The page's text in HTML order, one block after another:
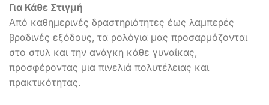
Για Κάθε Στιγμή
Από καθημερινές δραστηριότητες έως λαμπερές
βραδινές εξόδους, τα ρολόγια μας προσαρμόζονται
στο στυλ και την ανάγκη κάθε γυναίκας,
προσφέροντας μια πινελιά πολυτέλειας και
πρακτικότητας.